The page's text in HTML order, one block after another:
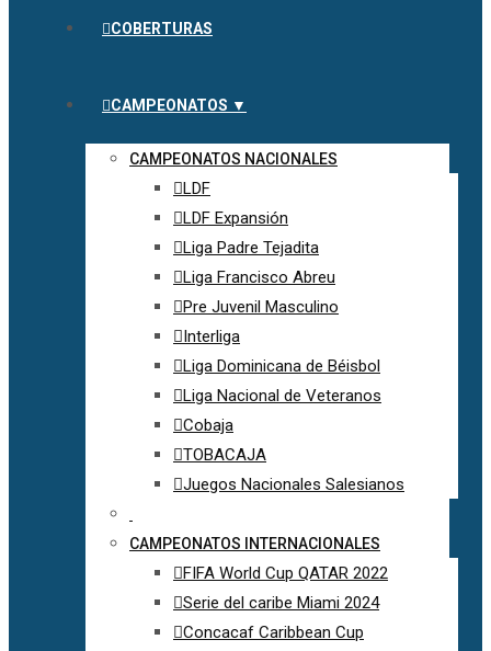
COBERTURAS
CAMPEONATOS ▼
CAMPEONATOS NACIONALES
LDF
LDF Expansión
Liga Padre Tejadita
Liga Francisco Abreu
Pre Juvenil Masculino
Interliga
Liga Dominicana de Béisbol
Liga Nacional de Veteranos
Cobaja
TOBACAJA
Juegos Nacionales Salesianos
CAMPEONATOS INTERNACIONALES
FIFA World Cup QATAR 2022
Serie del caribe Miami 2024
Concacaf Caribbean Cup